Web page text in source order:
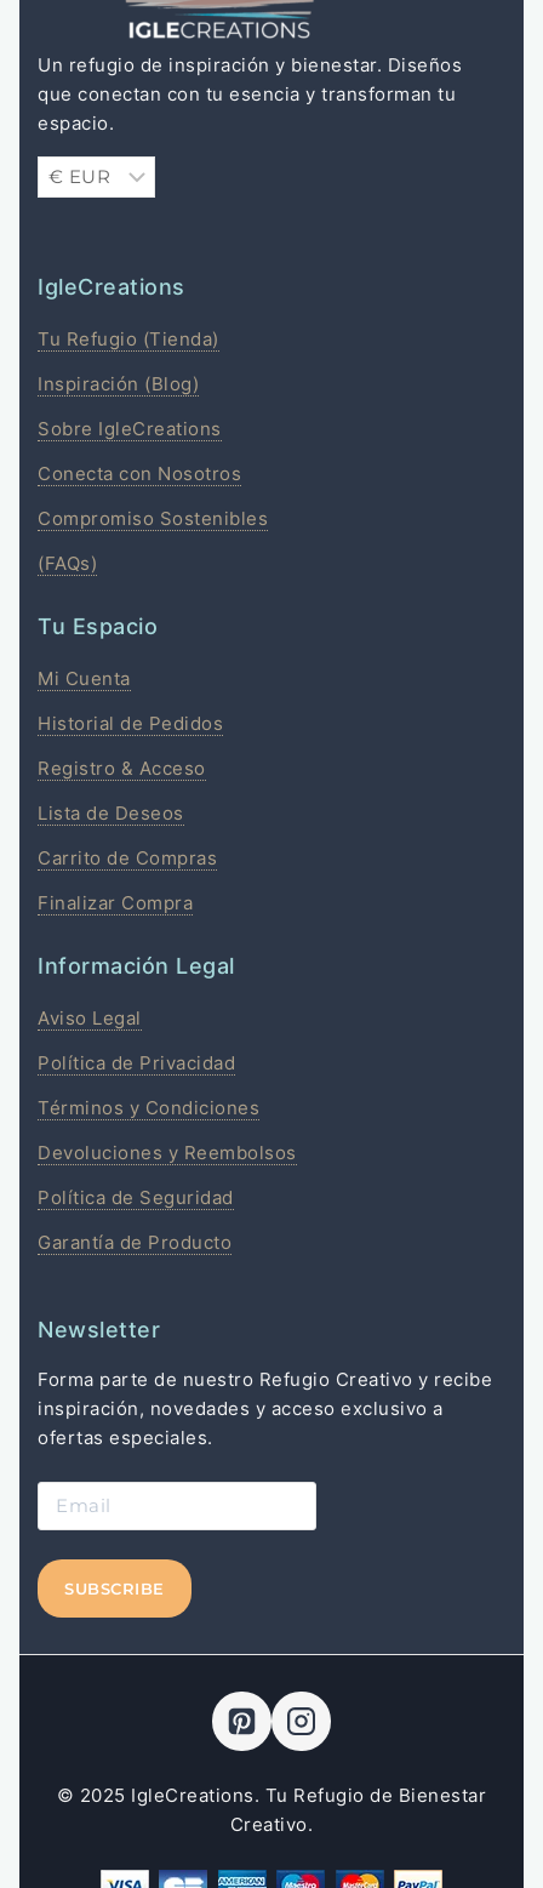
Un refugio de inspiración y bienestar. Diseños
que conectan con tu esencia y transforman tu
espacio.
IgleCreations
Tu Refugio (Tienda)
Inspiración (Blog)
Sobre IgleCreations
Conecta con Nosotros
Compromiso Sostenibles
(FAQs)
Tu Espacio
Mi Cuenta
Historial de Pedidos
Registro & Acceso
Lista de Deseos
Carrito de Compras
Finalizar Compra
Información Legal
Aviso Legal
Política de Privacidad
Términos y Condiciones
Devoluciones y Reembolsos
Política de Seguridad
Garantía de Producto
Newsletter
Forma parte de nuestro Refugio Creativo y recibe
inspiración, novedades y acceso exclusivo a
ofertas especiales.
© 2025 IgleCreations. Tu Refugio de Bienestar
Creativo.